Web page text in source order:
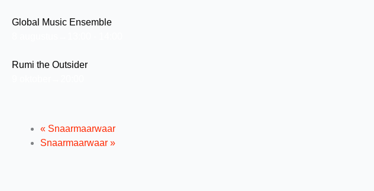
Global Music Ensemble
Rumi the Outsider
« Snaarmaarwaar
Snaarmaarwaar »